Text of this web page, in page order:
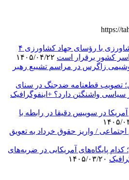
https://
گفتگوی تلفنی وزیر جهاد کشاورزی با رؤسای جهاد کشاورزی ۴
کشور برقرار است
زاگرس در مراسم تشییع رهبر
تصویب قطعنامه ضدجنگ در سنای
سیاسی واشنگتن دارد؟ +اینفوگرافیک
در سوییس دقیقا در رابطه با
/ واریز حقوق خرداد به تعویق
پایگاه‌های آمریکایی در ضربه‌های